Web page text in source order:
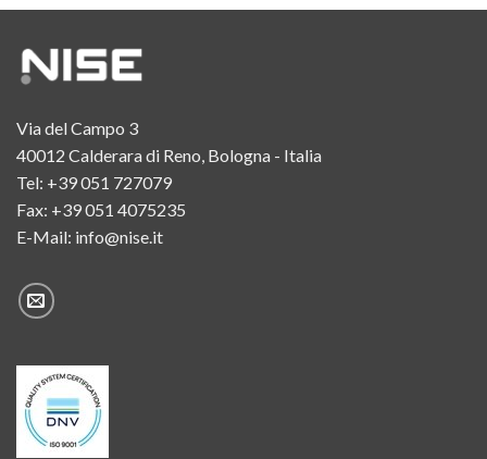
Via del Campo 3
40012 Calderara di Reno, Bologna - Italia
Tel: +39 051 727079
Fax: +39 051 4075235
E-Mail: info@nise.it